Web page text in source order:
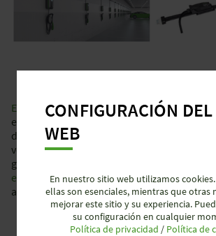
El sistema de conexión eléctrica
está diseñado para la distribución de
de equipos como luminarias LED,
ventiladores, en entornos difíciles que
grado de protección IP. Por ejemplo,
exterior
de fachadas y grandes
aeropuertos, túneles oinvernaderos.
CONFIGURACIÓN
WEB
En nuestro sitio web utilizamos
ellas son esenciales, mientras que otras
mejorar este sitio y su experiencia.
su configuración en cualquier
Política de privacidad / Política de